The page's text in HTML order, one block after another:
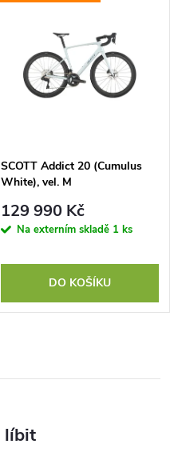
SCOTT Addict 20 (Cumulus
White), vel. M
129 990 Kč
Na externím skladě 1 ks
DO KOŠÍKU